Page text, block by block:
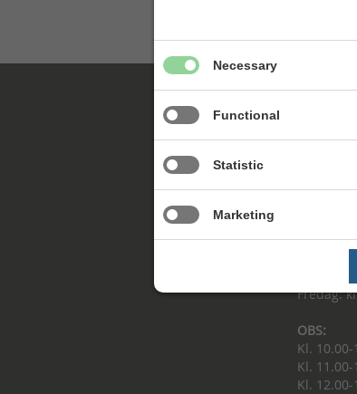
Fredag:
OBS:
Kl.
Kl.
Kl.
Necessary
Functional
Statistic
Marketing